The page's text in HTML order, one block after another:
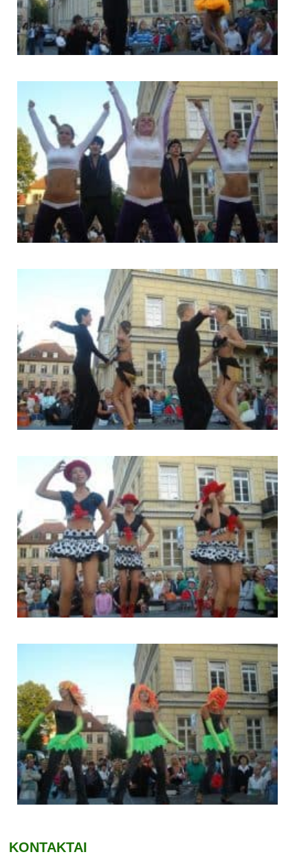
KONTAKTAI